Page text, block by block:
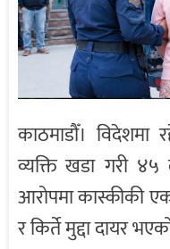
काठमाडौँ। विदेशमा
व्यक्ति खडा गरी
आरोपमा कास्कीकी
र किर्ते मुद्दा दायर